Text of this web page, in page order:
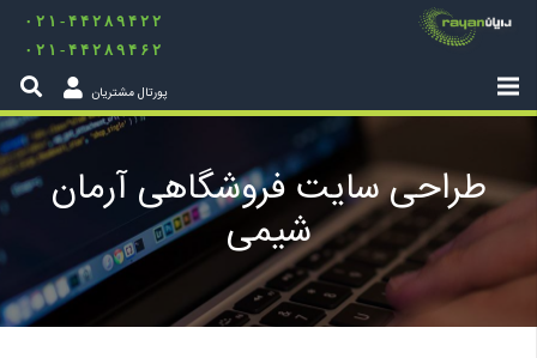
۰۲۱-۴۴۲۸۹۴۲۲
۰۲۱-۴۴۲۸۹۴۶۲
پورتال مشتریان
طراحی سایت فروشگاهی آرمان
شیمی